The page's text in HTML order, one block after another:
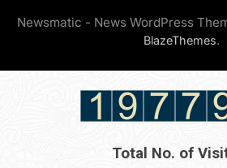
Newsmatic - News WordPress
BlazeThemes.
Total No. of